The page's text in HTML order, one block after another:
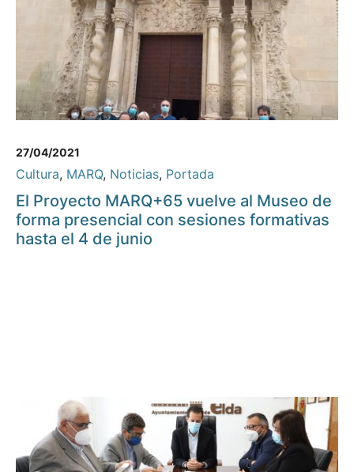
27/04/2021
Cultura, MARQ, Noticias, Portada
El Proyecto MARQ+65 vuelve al Museo de
forma presencial con sesiones formativas
hasta el 4 de junio